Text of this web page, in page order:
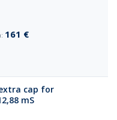
161 €
cap for
mS